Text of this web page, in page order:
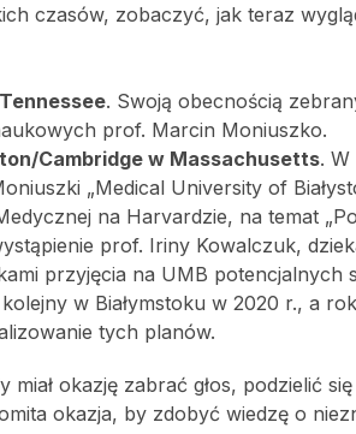
czasów, zobaczyć, jak teraz
. Swoją obecnością
prof. Marcin Moniuszko.
Cambridge w Massachusetts.
„Medical University of
na Harvardzie, na temat
prof. Iriny Kowalczuk,
przyjęcia na UMB potencjalnych
w Białymstoku w 2020 r., a
tych planów.
okazję zabrać głos, podzielić
okazja, by zdobyć wiedzę o